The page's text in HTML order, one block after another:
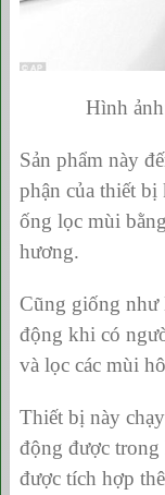
Hình
Sản phẩm này
phận của thiết
ống lọc mùi
hương.
Cũng giống như
động khi có
và lọc các mùi
Thiết bị này
động được trong
được tích hợp